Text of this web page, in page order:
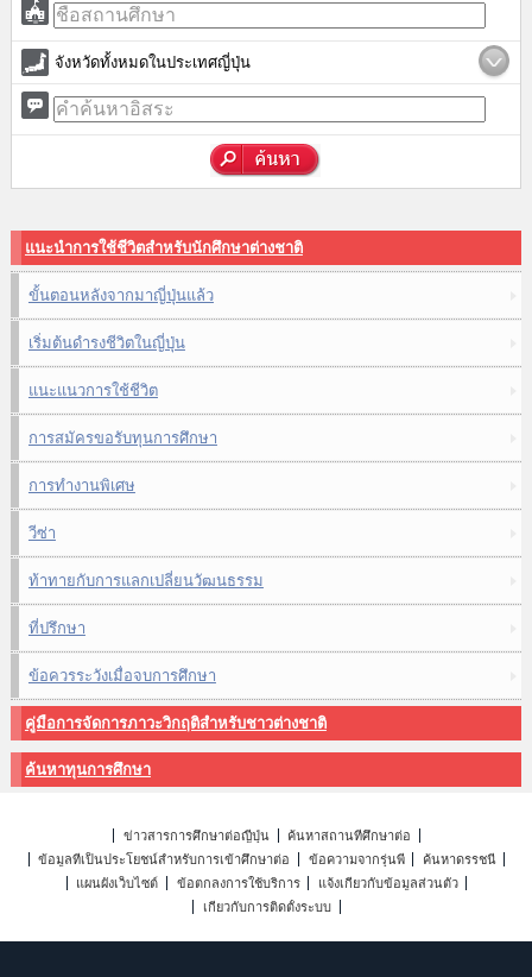
จังหวัดทั้งหมดในประเทศญี่ปุ่น
แนะนำการใช้ชีวิตสำหรับนักศึกษาต่างชาติ
ขั้นตอนหลังจากมาญี่ปุ่นแล้ว
เริ่มต้นดำรงชีวิตในญี่ปุ่น
แนะแนวการใช้ชีวิต
การสมัครขอรับทุนการศึกษา
การทำงานพิเศษ
วีซ่า
ท้าทายกับการแลกเปลี่ยนวัฒนธรรม
ที่ปรึกษา
ข้อควรระวังเมื่อจบการศึกษา
คู่มือการจัดการภาวะวิกฤติสำหรับชาวต่างชาติ
ค้นหาทุนการศึกษา
ข่าวสารการศึกษาต่อญี่ปุ่น
ค้นหาสถานที่ศึกษาต่อ
ข้อมูลที่เป็นประโยชน์สำหรับการเข้าศึกษาต่อ
ข้อความจากรุ่นพี่
ค้นหาดรรชนี
แผนผังเว็บไซต์
ข้อตกลงการใช้บริการ
แจ้งเกี่ยวกับข้อมูลส่วนตัว
เกี่ยวกับการติดตั้งระบบ